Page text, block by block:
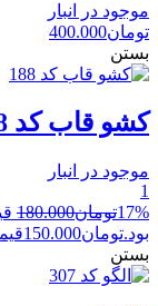
موجود در انبار
تومان400.000
بستن
کشو قاب کد 188
موجود در انبار
1
17%تومان180.000
بود.تومان150.000
بستن